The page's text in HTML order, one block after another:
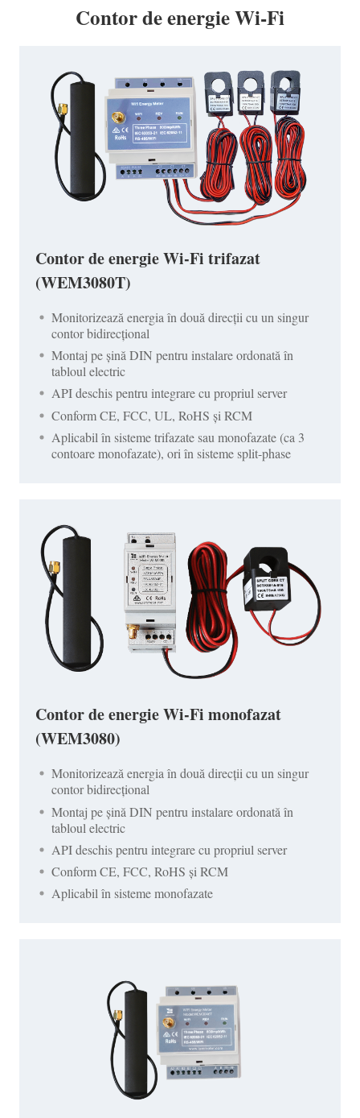
Contor de energie Wi-Fi
Contor de energie Wi-Fi trifazat
(WEM3080T)
Monitorizează energia în două direcții cu un singur
contor bidirecțional
Montaj pe șină DIN pentru instalare ordonată în
tabloul electric
API deschis pentru integrare cu propriul server
Conform CE, FCC, UL, RoHS și RCM
Aplicabil în sisteme trifazate sau monofazate (ca 3
contoare monofazate), ori în sisteme split-phase
Contor de energie Wi-Fi monofazat
(WEM3080)
Monitorizează energia în două direcții cu un singur
contor bidirecțional
Montaj pe șină DIN pentru instalare ordonată în
tabloul electric
API deschis pentru integrare cu propriul server
Conform CE, FCC, RoHS și RCM
Aplicabil în sisteme monofazate